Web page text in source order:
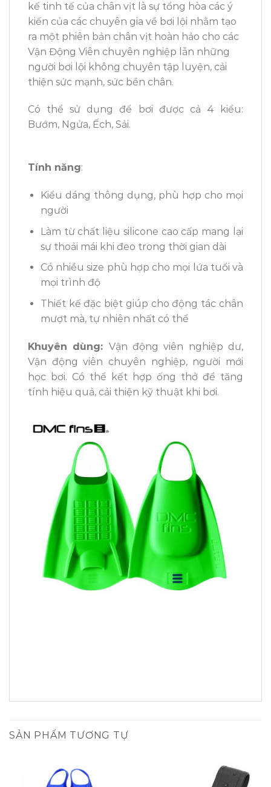
kế tinh tế của chân vịt là sự tổng hòa các ý
kiến của các chuyên gia về bơi lội nhằm tạo
ra một phiên bản chân vịt hoàn hảo cho các
Vận Động Viên chuyên nghiệp lẫn những
người bơi lội không chuyên tập luyện, cải
thiện sức mạnh, sức bền chân.
Có thể sử dụng để bơi được cả 4 kiểu:
Bướm, Ngửa, Ếch, Sải.
Tính năng:
Kiểu dáng thông dụng, phù hợp cho mọi
người
Làm từ chất liệu silicone cao cấp mang lại
sự thoải mái khi đeo trong thời gian dài
Có nhiều size phù hợp cho mọi lứa tuổi và
mọi trình độ
Thiết kế đặc biệt giúp cho động tác chân
mượt mà, tự nhiên nhất có thể
Khuyên dùng: Vận động viên nghiệp dư,
Vận động viên chuyên nghiệp, người mới
học bơi. Có thể kết hợp ống thở để tăng
tính hiệu quả, cải thiện kỹ thuật khi bơi.
SẢN PHẨM TƯƠNG TỰ